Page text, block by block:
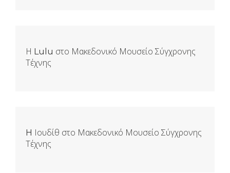
Η Lulu στο Μακεδονικό Μουσείο Σύγχρονης
Τέχνης
H Ιουδίθ στο Μακεδονικό Μουσείο Σύγχρονης
Τέχνης